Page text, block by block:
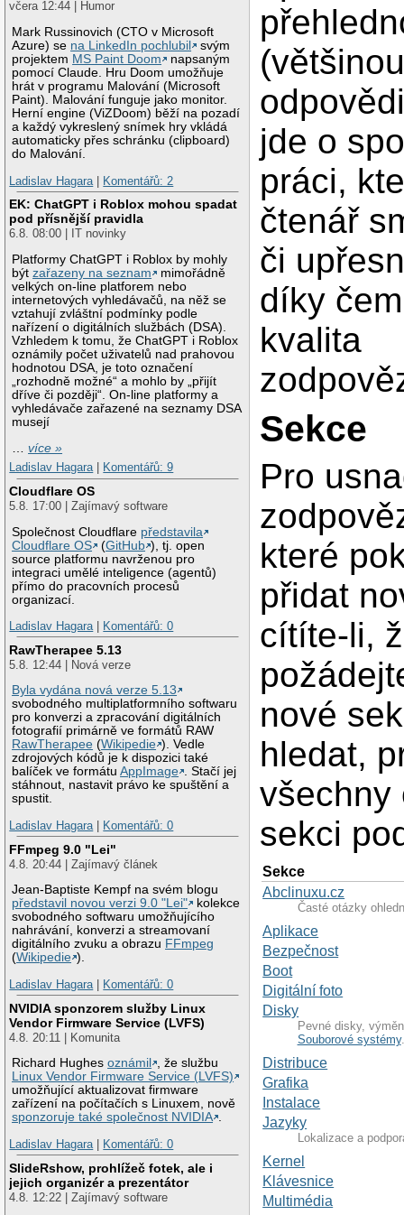
včera 12:44 | Humor
Mark Russinovich (CTO v Microsoft
Azure) se na LinkedIn pochlubil
svým
projektem MS Paint Doom
napsaným
pomocí Claude. Hru Doom umožňuje
hrát v programu Malování (Microsoft
Paint). Malování funguje jako monitor.
Herní engine (ViZDoom) běží na pozadí
a každý vykreslený snímek hry vkládá
automaticky přes schránku (clipboard)
do Malování.
Ladislav Hagara
Komentářů: 2
EK: ChatGPT i Roblox mohou spadat
pod přísnější pravidla
6.8. 08:00 | IT novinky
Platformy ChatGPT i Roblox by mohly
býtzařazeny na seznam
mimořádně
velkých on-line platforem nebo
internetových vyhledávačů, na něž se
vztahují zvláštní podmínky podle
nařízení o digitálních službách (DSA).
Vzhledem k tomu, že ChatGPT i Roblox
oznámily počet uživatelů nad prahovou
hodnotou DSA, je toto označení
„rozhodně možné“ a mohlo by „přijít
dříve či později“. On-line platformy a
vyhledávače zařazené na seznamy DSA
musejí
…více »
Ladislav Hagara| Komentářů: 9
Cloudflare OS
5.8. 17:00 | Zajímavý software
Společnost Cloudflare představila
Cloudflare OS
(GitHub ), tj. open
source platformu navrženou pro
integraci umělé inteligence (agentů)
přímo do pracovních procesů
organizací.
Ladislav Hagara| Komentářů: 0
RawTherapee 5.13
5.8. 12:44 | Nová verze
Byla vydána nová verze 5.13
svobodného multiplatformního softwaru
pro konverzi a zpracování digitálních
fotografií primárně ve formátů RAW
RawTherapee (Wikipedie ). Vedle
zdrojových kódů je k dispozici také
balíček ve formátuAppImage . Stačí jej
stáhnout, nastavit právo ke spuštění a
spustit.
Ladislav Hagara| Komentářů: 0
FFmpeg 9.0 "Lei"
4.8. 20:44 | Zajímavý článek
Jean-Baptiste Kempf na svém blogu
představil novou verzi 9.0 "Lei"
kolekce
svobodného softwaru umožňujícího
nahrávání, konverzi a streamovaní
digitálního zvuku a obrazu FFmpeg
(Wikipedie ).
Ladislav Hagara| Komentářů: 0
NVIDIA sponzorem služby Linux
Vendor Firmware Service (LVFS)
4.8. 20:11 | Komunita
Richard Hughesoznámil
, že službu
Linux Vendor Firmware Service (LVFS)
umožňující aktualizovat firmware
zařízení na počítačích s Linuxem, nově
sponzoruje také společnost NVIDIA .
Ladislav Hagara| Komentářů: 0
SlideRshow, prohlížeč fotek, ale i
jejich organizér a prezentátor
4.8. 12:22 | Zajímavý software
jde o
práci,
čtenář
či
díky
kvalita
Sekce
Pro
které
přidat
cítíte-li,
nové
hledat,
všechny
sekci
Sekce
Abclinuxu.cz
Časté otázky
Aplikace
Bezpečnost
Boot
Digitální foto
Disky
Pevné disky,
Souborové systémy.
Distribuce
Grafika
Instalace
Jazyky
Lokalizace a
Kernel
Klávesnice
Multimédia